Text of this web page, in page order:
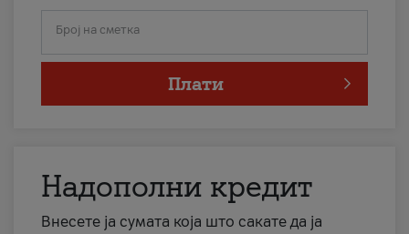
Број на сметка
Плати
Надополни кредит
Внесете ја сумата која што сакате да ја